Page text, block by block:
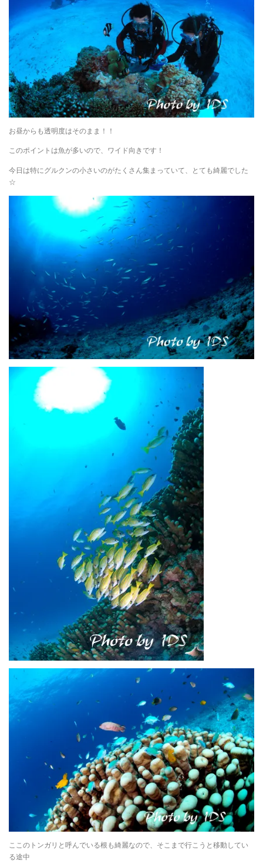
お昼からも透明度はそのまま！！
このポイントは魚が多いので、ワイド向きです！
今日は特にグルクンの小さいのがたくさん集まっていて、とても綺麗でした
☆
ここのトンガリと呼んでいる根も綺麗なので、そこまで行こうと移動してい
る途中